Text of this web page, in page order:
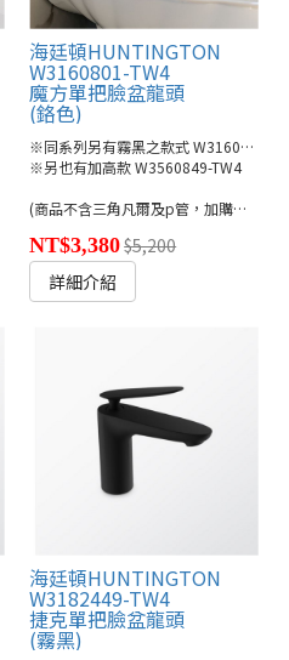
海廷頓HUNTINGTON
W3160801-TW4
魔方單把臉盆龍頭
(鉻色)
※同系列另有霧黑之款式 W3160849-TW4
※另也有加高款 W3560849-TW4
(商品不含三角凡爾及p管，加購另計800元)
NT$3,380$5,200
詳細介紹
海廷頓HUNTINGTON
W3182449-TW4
捷克單把臉盆龍頭
(霧黑)